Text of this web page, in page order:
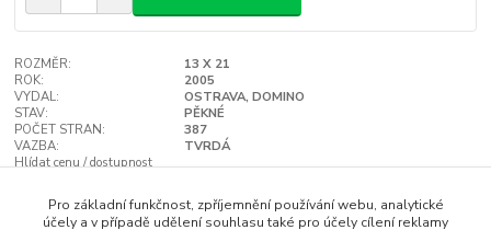
ROZMĚR:
13 X 21
ROK:
2005
VYDAL:
OSTRAVA, DOMINO
STAV:
PĚKNÉ
POČET STRAN:
387
VAZBA:
TVRDÁ
Hlídat cenu / dostupnost
Pro základní funkčnost, zpříjemnění používání webu, analytické
účely a v případě udělení souhlasu také pro účely cílení reklamy